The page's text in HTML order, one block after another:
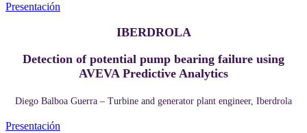
Presentación
IBERDROLA
Detection of potential pump bearing failure using
AVEVA Predictive Analytics
Diego Balboa Guerra – Turbine and generator plant engineer, Iberdrola
Presentación